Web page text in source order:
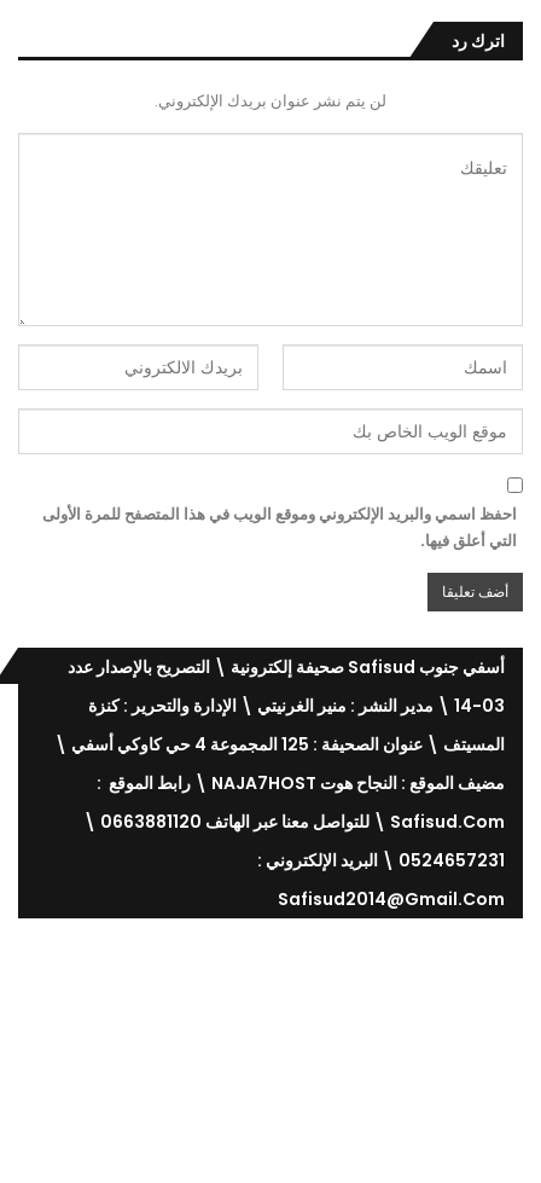
اترك رد
لن يتم نشر عنوان بريدك الإلكتروني.
احفظ اسمي والبريد الإلكتروني وموقع الويب في هذا المتصفح للمرة الأولى
التي أعلق فيها.
أسفي جنوب Safisud صحيفة إلكترونية \ التصريح بالإصدار عدد
03-14 \ مدير النشر : منير الغرنيتي \ الإدارة والتحرير : كنزة
المسيتف \ عنوان الصحيفة : 125 المجموعة 4 حي كاوكي أسفي \
مضيف الموقع : النجاح هوت NAJA7HOST \ رابط الموقع :
Safisud.com \ للتواصل معنا عبر الهاتف 0663881120 \
0524657231 \ البريد الإلكتروني :
Safisud2014@gmail.com